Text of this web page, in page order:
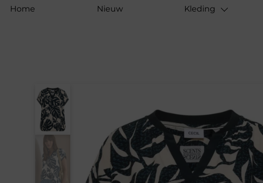
Home Nieuw Kleding